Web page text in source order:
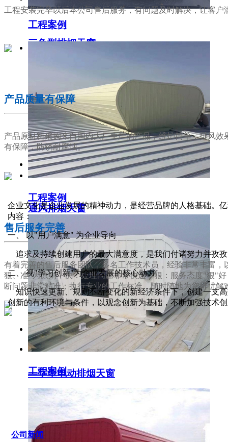
三角型排烟天窗
通风排烟天窗
一字型电动排烟天窗
工程案例
工程案例
工程案例
工程安装完毕以后本公司售后服务，有问题及时解决，让客户
产品质量有保障
产品原材料采购来自国内大厂生产的产品，维护简单，排风效
有保障，防锈耐腐蚀。
03
售后服务完善
有着完善的售后服务团队，多名工作技术员，经验非常丰富，
狠、准"为原则，快：处理问题非常快速；狠：服务态度"狠"
断问题非常精准；执行专业的工作标准，随时随地为您排忧解
企业文化是企业发展的精神动力，是经营品牌的人格基础。
内容：
一、 以"用户满意" 为企业导向
追求及持续创建用户的最大满意度，是我们付诸努力并孜
二、 视"学习创新"为企业发展的核心动力
知识快速更新、规则不断变化的新经济条件下，创建一支
创新的有利环境与条件，以观念创新为基础，不断加强技术
公司新闻